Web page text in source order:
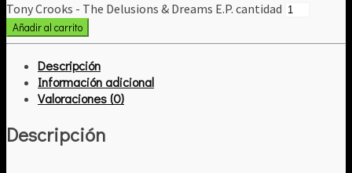
Tony Crooks - The Delusions & Dreams E.P. cantidad
Añadir al carrito
Descripción
Información adicional
Valoraciones (0)
Descripción